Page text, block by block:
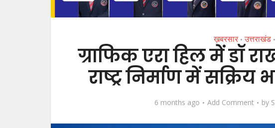
ख़बरसार • उत्तराखंड •
ग्राफिक एरा हिल में डॉ
राष्ट्र निर्माण में
6 months ago Add Comment by